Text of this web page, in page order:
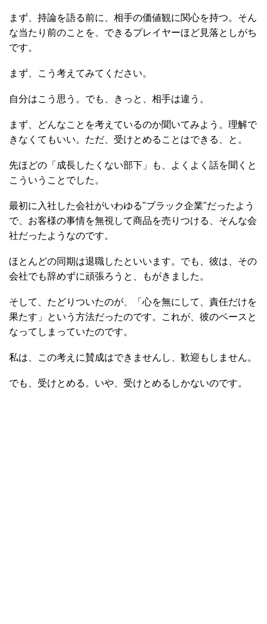
まず、持論を語る前に、相手の価値観に関心を持つ。そん
な当たり前のことを、できるプレイヤーほど見落としがち
です。
まず、こう考えてみてください。
自分はこう思う。でも、きっと、相手は違う。
まず、どんなことを考えているのか聞いてみよう。理解で
きなくてもいい。ただ、受けとめることはできる、と。
先ほどの「成長したくない部下」も、よくよく話を聞くと
こういうことでした。
最初に入社した会社がいわゆる"ブラック企業"だったよう
で、お客様の事情を無視して商品を売りつける、そんな会
社だったようなのです。
ほとんどの同期は退職したといいます。でも、彼は、その
会社でも辞めずに頑張ろうと、もがきました。
そして、たどりついたのが、「心を無にして、責任だけを
果たす」という方法だったのです。これが、彼のベースと
なってしまっていたのです。
私は、この考えに賛成はできませんし、歓迎もしません。
でも、受けとめる。いや、受けとめるしかないのです。